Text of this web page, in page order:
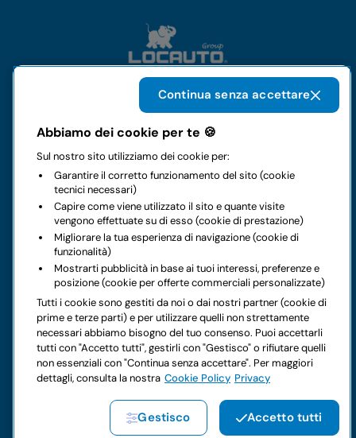
Noleggi
Business
Contatti
Note legali
Hai dei dubbi sul tuo prossimo noleggio?
Copyright © 2026 LocautoRent S.p.A. Tutti i diritti riservati P.
IVA 04367650969
Abbiamo dei cookie per te 🍪
Sul nostro sito utilizziamo dei cookie per:
Garantire il corretto funzionamento del sito (cookie
tecnici necessari)
Capire come viene utilizzato il sito e quante visite
vengono effettuate su di esso (cookie di prestazione)
Migliorare la tua esperienza di navigazione (cookie di
funzionalità)
Mostrarti pubblicità in base ai tuoi interessi, preferenze e
posizione (cookie per offerte commerciali personalizzate)
Tutti i cookie sono gestiti da noi o dai nostri partner (cookie di
prime e terze parti) e per utilizzare quelli non strettamente
necessari abbiamo bisogno del tuo consenso. Puoi accettarli
tutti con "Accetto tutti", gestirli con "Gestisco" o rifiutare quelli
non essenziali con "Continua senza accettare". Per maggiori
dettagli, consulta la nostra Cookie Policy Privacy
Gestisco Accetto tutti
Continua senza accettare